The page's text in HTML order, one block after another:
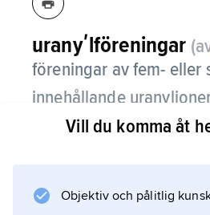
uranyʹlföreningar
föreningar av fem- eller
innehållande
dioxouran(V)jon, eller
Se även
Vill du komma åt
Objektiv och pålitlig